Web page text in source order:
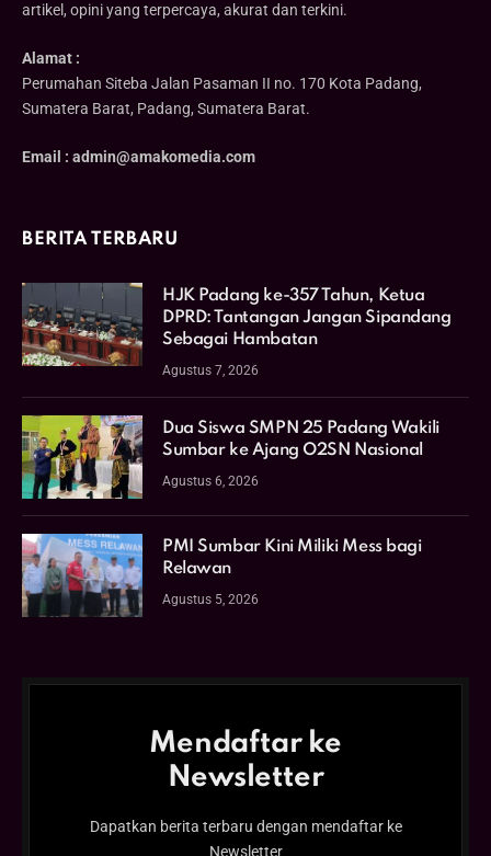
artikel, opini yang terpercaya, akurat dan terkini.
Alamat :
Perumahan Siteba Jalan Pasaman II no. 170 Kota Padang,
Sumatera Barat, Padang, Sumatera Barat.
Email : admin@amakomedia.com
BERITA TERBARU
HJK Padang ke-357 Tahun, Ketua
DPRD: Tantangan Jangan Sipandang
Sebagai Hambatan
Agustus 7, 2026
Dua Siswa SMPN 25 Padang Wakili
Sumbar ke Ajang O2SN Nasional
Agustus 6, 2026
PMI Sumbar Kini Miliki Mess bagi
Relawan
Agustus 5, 2026
Mendaftar ke
Newsletter
Dapatkan berita terbaru dengan mendaftar ke
Newsletter